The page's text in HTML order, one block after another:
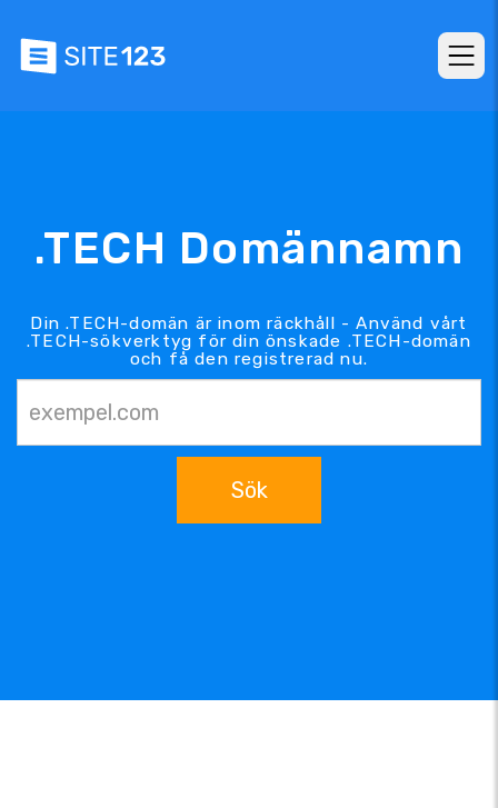
.TECH Domännamn
Din .TECH-domän är inom räckhåll - Använd vårt
.TECH-sökverktyg för din önskade .TECH-domän
och få den registrerad nu.
Sök